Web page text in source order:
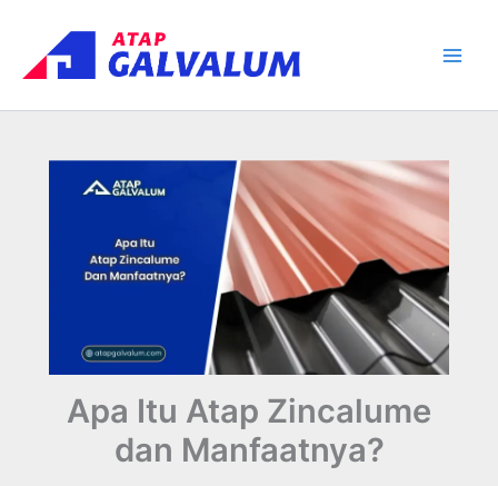
content
Apa Itu Atap Zincalume
dan Manfaatnya?